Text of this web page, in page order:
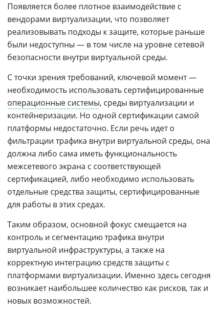
Появляется более плотное взаимодействие с
вендорами виртуализации, что позволяет
реализовывать подходы к защите, которые раньше
были недоступны — в том числе на уровне сетевой
безопасности внутри виртуальной среды.
С точки зрения требований, ключевой момент —
необходимость использовать сертифицированные
операционные системы, среды виртуализации и
контейнеризации. Но одной сертификации самой
платформы недостаточно. Если речь идет о
фильтрации трафика внутри виртуальной среды, она
должна либо сама иметь функциональность
межсетевого экрана с соответствующей
сертификацией, либо необходимо использовать
отдельные средства защиты, сертифицированные
для работы в этих средах.
Таким образом, основной фокус смещается на
контроль и сегментацию трафика внутри
виртуальной инфраструктуры, а также на
корректную интеграцию средств защиты с
платформами виртуализации. Именно здесь сегодня
возникает наибольшее количество как рисков, так и
новых возможностей.